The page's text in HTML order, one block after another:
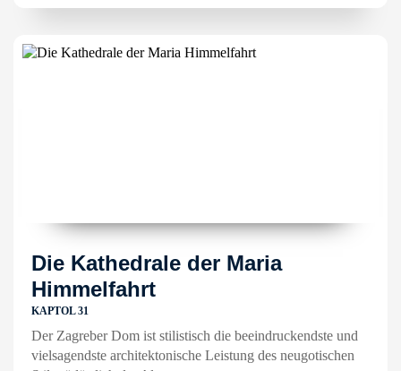
Die Kathedrale der Maria
Himmelfahrt
KAPTOL 31
Der Zagreber Dom ist stilistisch die beeindruckendste und
vielsagendste architektonische Leistung des neugotischen